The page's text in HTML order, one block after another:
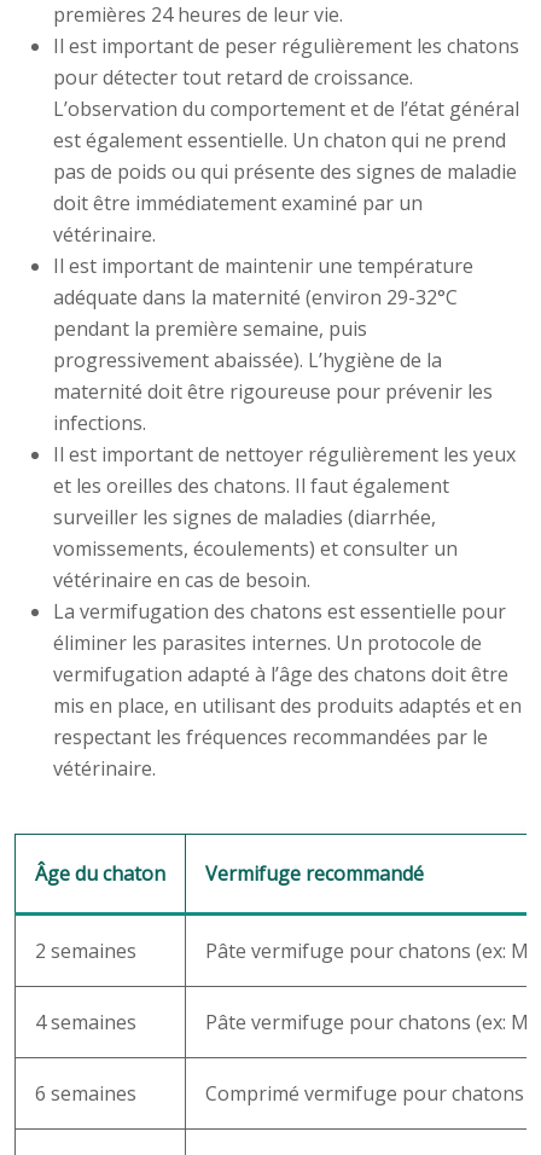
premières 24 heures de leur vie.
Il est important de peser régulièrement les chatons
pour détecter tout retard de croissance.
L’observation du comportement et de l’état général
est également essentielle. Un chaton qui ne prend
pas de poids ou qui présente des signes de maladie
doit être immédiatement examiné par un
vétérinaire.
Il est important de maintenir une température
adéquate dans la maternité (environ 29-32°C
pendant la première semaine, puis
progressivement abaissée). L’hygiène de la
maternité doit être rigoureuse pour prévenir les
infections.
Il est important de nettoyer régulièrement les yeux
et les oreilles des chatons. Il faut également
surveiller les signes de maladies (diarrhée,
vomissements, écoulements) et consulter un
vétérinaire en cas de besoin.
La vermifugation des chatons est essentielle pour
éliminer les parasites internes. Un protocole de
vermifugation adapté à l’âge des chatons doit être
mis en place, en utilisant des produits adaptés et en
respectant les fréquences recommandées par le
vétérinaire.
Âge du chaton Vermifuge recommandé
2 semaines Pâte vermifuge pour chatons (ex:
4 semaines Pâte vermifuge pour chatons (ex:
6 semaines Comprimé vermifuge pour chatons